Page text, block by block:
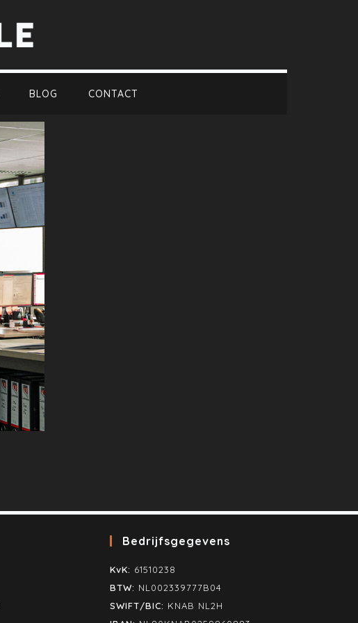
BLOG CONTACT
Bedrijfsgegevens
KvK: 61510238
BTW: NL002339777B04
SWIFT/BIC: KNAB NL2H